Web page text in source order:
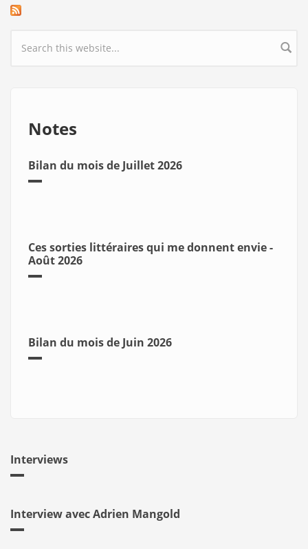
Search form
Notes
Bilan du mois de Juillet 2026
Ces sorties littéraires qui me donnent envie -
Août 2026
Bilan du mois de Juin 2026
Interviews
Interview avec Adrien Mangold